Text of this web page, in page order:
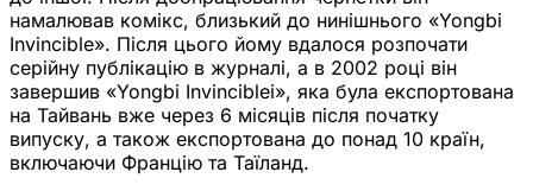
намалював комікс, близький до нинішнього «Yongbi
Invincible». Після цього йому вдалося розпочати
серійну публікацію в журналі, а в 2002 році він
завершив «Yongbi Invincibleі», яка була експортована
на Тайвань вже через 6 місяців після початку
випуску, а також експортована до понад 10 країн,
включаючи Францію та Таїланд.